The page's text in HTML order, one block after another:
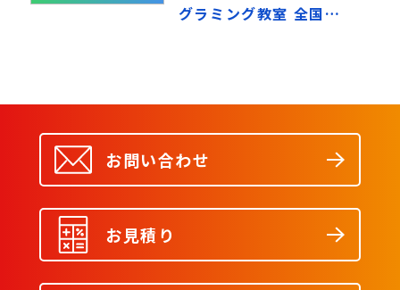
グラミング教室 全国縦
お問い合わせ
お見積り